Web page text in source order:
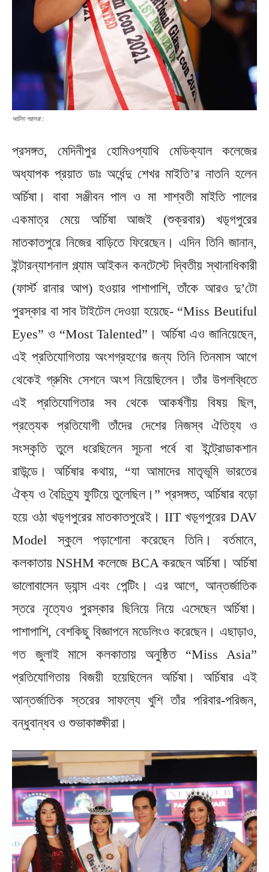
অর্চিসা পরাসরা :
প্রসঙ্গত, মেদিনীপুর হোমিওপ্যাথি মেডিক্যাল কলেজের
অধ্যাপক প্রয়াত ডাঃ অর্ধেন্দু শেখর মাইতি’র নাতনি হলেন
অর্চিষা। বাবা সঞ্জীবন পাল ও মা শাশ্বতী মাইতি পালের
একমাত্র মেয়ে অর্চিষা আজই (শুক্রবার) খড়্গপুরের
মাতকাতপুরে নিজের বাড়িতে ফিরেছেন। এদিন তিনি জানান,
ইন্টারন্যাশনাল গ্ল্যাম আইকন কনটেস্টে দ্বিতীয় স্থানাধিকারী
(ফার্স্ট রানার আপ) হওয়ার পাশাপাশি, তাঁকে আরও দু’টো
পুরস্কার বা সাব টাইটেল দেওয়া হয়েছে- “Miss Beutiful
Eyes” ও “Most Talented”। অর্চিষা এও জানিয়েছেন,
এই প্রতিযোগিতায় অংশগ্রহণের জন্য তিনি তিনমাস আগে
থেকেই গ্রুমিং সেশনে অংশ নিয়েছিলেন। তাঁর উপলব্ধিতে
এই প্রতিযোগিতার সব থেকে আকর্ষণীয় বিষয় ছিল,
প্রত্যেক প্রতিযোগী তাঁদের দেশের নিজস্ব ঐতিহ্য ও
সংস্কৃতি তুলে ধরেছিলেন সূচনা পর্বে বা ইন্ট্রোডাকশান
রাউন্ডে। অর্চিষার কথায়, “যা আমাদের মাতৃভূমি ভারতের
ঐক্য ও বৈচিত্র্য ফুটিয়ে তুলেছিল।” প্রসঙ্গত, অর্চিষার বড়ো
হয়ে ওঠা খড়্গপুরের মাতকাতপুরেই। IIT খড়্গপুরের DAV
Model স্কুলে পড়াশোনা করেছেন তিনি। বর্তমানে,
কলকাতায় NSHM কলেজে BCA করছেন অর্চিষা। অর্চিষা
ভালোবাসেন ড্যান্স এবং পেন্টিং। এর আগে, আন্তর্জাতিক
স্তরে নৃত্যেও পুরস্কার ছিনিয়ে নিয়ে এসেছেন অর্চিষা।
পাশাপাশি, বেশকিছু বিজ্ঞাপনে মডেলিংও করেছেন। এছাড়াও,
গত জুলাই মাসে কলকাতায় অনুষ্ঠিত “Miss Asia”
প্রতিযোগিতায় বিজয়ী হয়েছিলেন অর্চিষা। অর্চিষার এই
আন্তর্জাতিক স্তরের সাফল্যে খুশি তাঁর পরিবার-পরিজন,
বন্ধুবান্ধব ও শুভাকাঙ্ক্ষীরা।